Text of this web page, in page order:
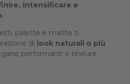
intensificare e
.
palette e matite ti
di look naturali o più
performanti e texture